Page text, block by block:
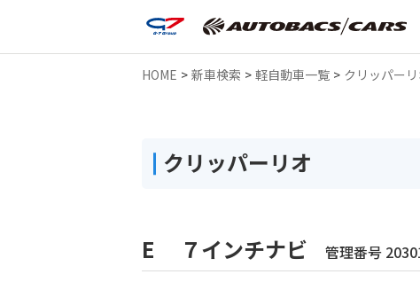
HOME > 新車検索 > 軽自動車一覧 > クリッパー
クリッパーリオ
E ７インチナビ 管理番号